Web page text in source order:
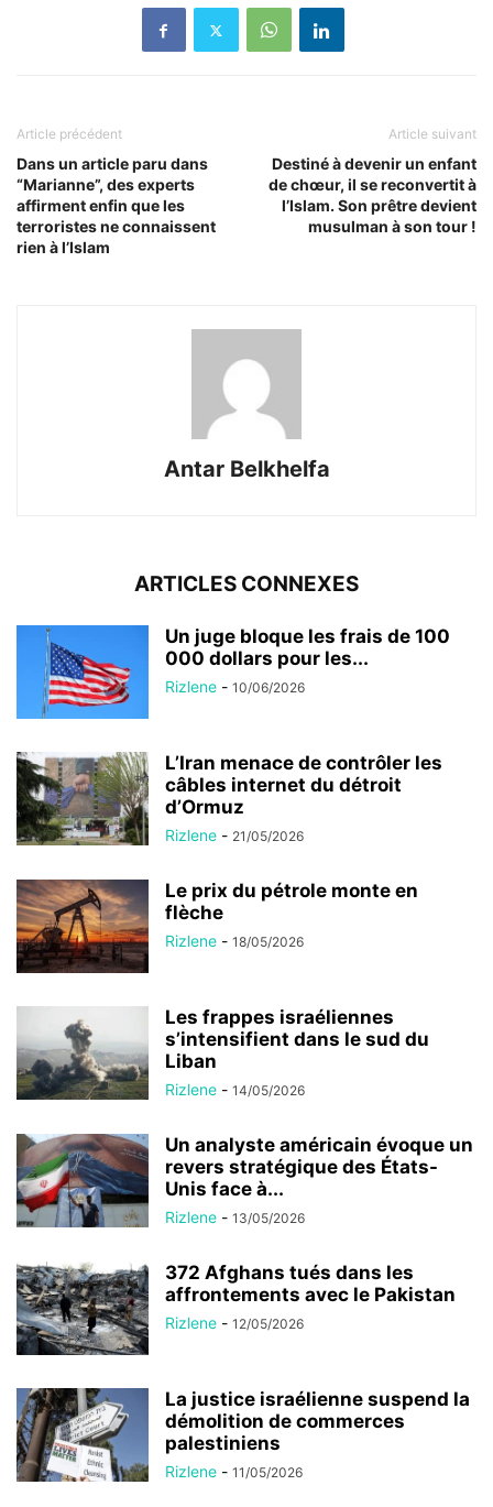
Article précédent
Dans un article paru dans
“Marianne”, des experts
affirment enfin que les
terroristes ne connaissent
rien à l’Islam
Article suivant
Destiné à devenir un enfant
de chœur, il se reconvertit à
l’Islam. Son prêtre devient
musulman à son tour !
Antar Belkhelfa
ARTICLES CONNEXES
Un juge bloque les frais de 100
000 dollars pour les...
Rizlene - 10/06/2026
L’Iran menace de contrôler les
câbles internet du détroit
d’Ormuz
Rizlene - 21/05/2026
Le prix du pétrole monte en
flèche
Rizlene - 18/05/2026
Les frappes israéliennes
s’intensifient dans le sud du
Liban
Rizlene - 14/05/2026
Un analyste américain évoque un
revers stratégique des États-
Unis face à...
Rizlene - 13/05/2026
372 Afghans tués dans les
affrontements avec le Pakistan
Rizlene - 12/05/2026
La justice israélienne suspend la
démolition de commerces
palestiniens
Rizlene - 11/05/2026